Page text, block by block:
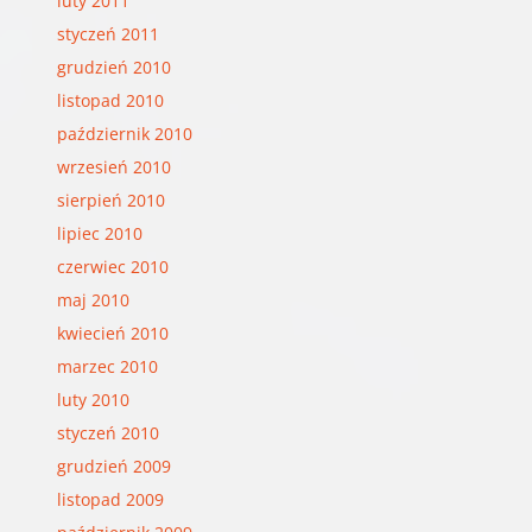
styczeń 2011
grudzień 2010
listopad 2010
październik 2010
wrzesień 2010
sierpień 2010
lipiec 2010
czerwiec 2010
maj 2010
kwiecień 2010
marzec 2010
luty 2010
styczeń 2010
grudzień 2009
listopad 2009